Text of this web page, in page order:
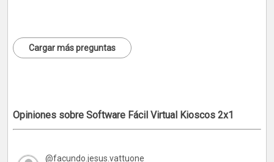
Cargar más preguntas
Opiniones sobre Software Fácil Virtual Kioscos 2x1
@facundo.jesus.vattuone